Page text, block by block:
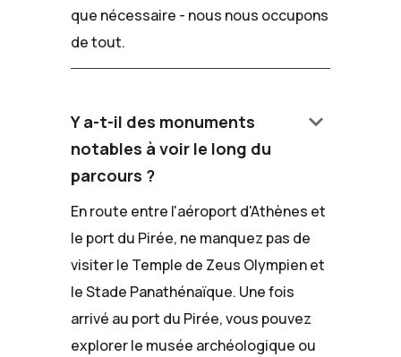
que nécessaire - nous nous occupons
de tout.
Y a-t-il des monuments
notables à voir le long du
parcours ?
keyboard_arrow_down
En route entre l'aéroport d'Athènes et
le port du Pirée, ne manquez pas de
visiter le Temple de Zeus Olympien et
le Stade Panathénaïque. Une fois
arrivé au port du Pirée, vous pouvez
explorer le musée archéologique ou